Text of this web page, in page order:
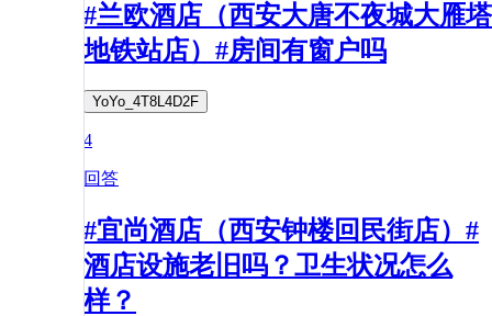
#兰欧酒店（西安大唐不夜城大雁塔
地铁站店）#房间有窗户吗
YoYo_4T8L4D2F
4
回答
#宜尚酒店（西安钟楼回民街店）#
酒店设施老旧吗？卫生状况怎么
样？